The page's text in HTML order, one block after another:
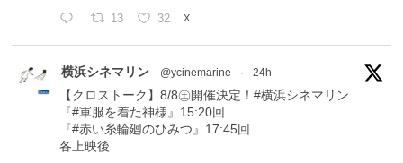
13 32 X
横浜シネマリン @ycinemarine · 24h
【クロストーク】8/8㊏開催決定！#横浜シネマリン
『#軍服を着た神様』15:20回
『#赤い糸輪廻のひみつ』17:45回
各上映後